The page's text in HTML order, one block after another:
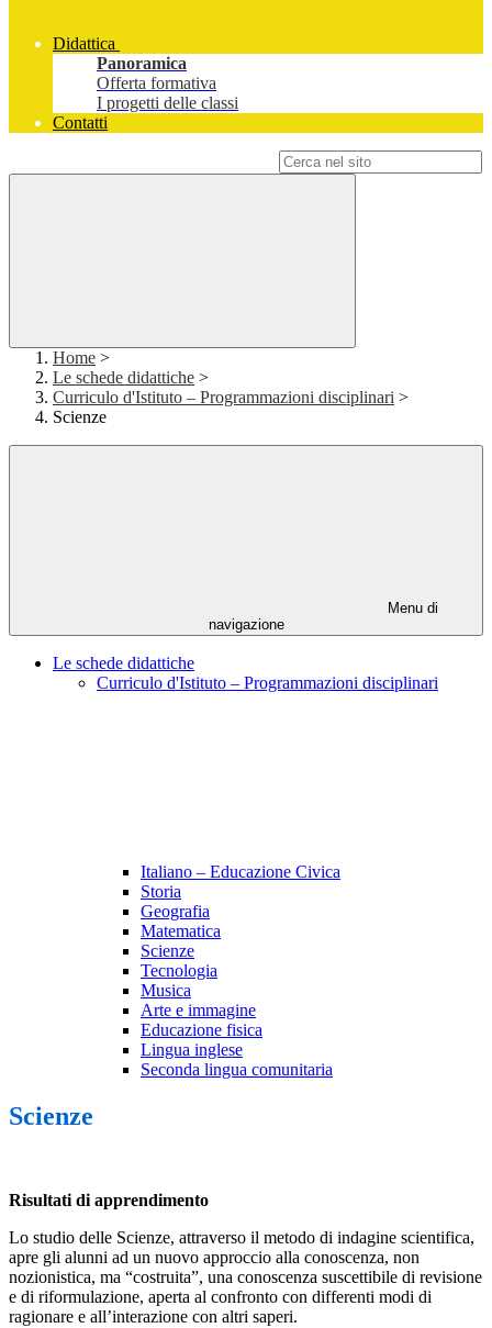
Didattica
Panoramica
Offerta formativa
I progetti delle classi
Contatti
Home >
Le schede didattiche >
Curriculo d'Istituto – Programmazioni disciplinari >
Scienze
Menu di
navigazione
Le schede didattiche
Curriculo d'Istituto – Programmazioni disciplinari
Italiano – Educazione Civica
Storia
Geografia
Matematica
Scienze
Tecnologia
Musica
Arte e immagine
Educazione fisica
Lingua inglese
Seconda lingua comunitaria
Scienze
Risultati di apprendimento
Lo studio delle Scienze, attraverso il metodo di indagine scientifica,
apre gli alunni ad un nuovo approccio alla conoscenza, non
nozionistica, ma “costruita”, una conoscenza suscettibile di revisione
e di riformulazione, aperta al confronto con differenti modi di
ragionare e all’interazione con altri saperi.